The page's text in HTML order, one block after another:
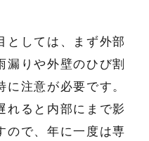
としては、まず外部
漏りや外壁のひび割
注意が必要です。
れると内部にまで影
ので、年に一度は専